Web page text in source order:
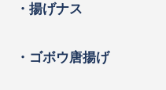
・揚げナス
・ゴボウ唐揚げ